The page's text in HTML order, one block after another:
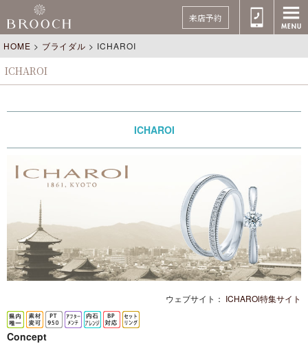
来店予約
HOME > ブライダル > ICHAROI
ICHAROI
ICHAROI
ウェブサイト： ICHAROl特集サイト
Concept